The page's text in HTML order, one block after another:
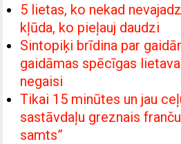
5 lietas, ko nekad
kļūda, ko pieļauj daudzi
Sintopiķi brīdina par
gaidāmas spēcīgas
negaisi
Tikai 15 minūtes un jau
sastāvdaļu greznais
samts”